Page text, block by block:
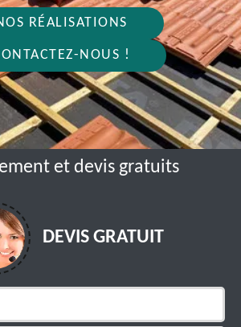
RÉALISATIONS
NOUS !
et devis gratuits
DEVIS GRATUIT